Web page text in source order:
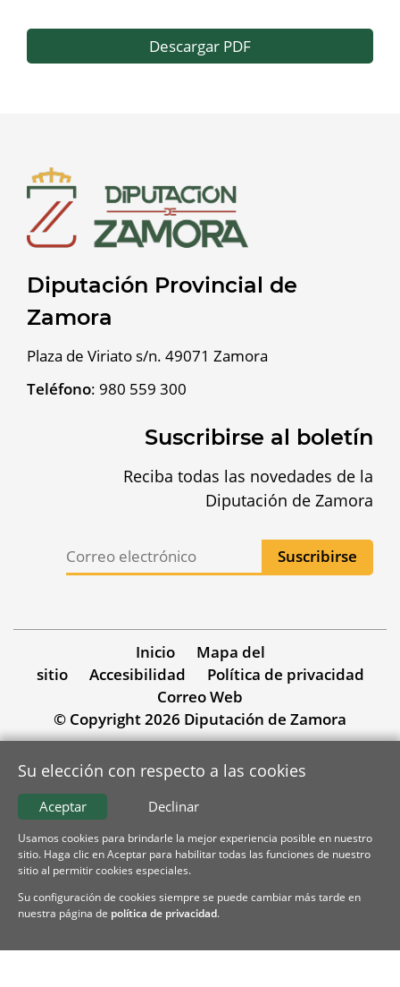
Descargar PDF
Diputación Provincial de
Zamora
Plaza de Viriato s/n. 49071 Zamora
Teléfono: 980 559 300
Suscribirse al boletín
Reciba todas las novedades de la
Diputación de Zamora
Inicio
Mapa del
sitio
Accesibilidad
Política de privacidad
Correo Web
© Copyright 2026 Diputación de Zamora
Su elección con respecto a las cookies
Declinar
Aceptar
Usamos cookies para brindarle la mejor experiencia posible en nuestro
sitio. Haga clic en Aceptar para habilitar todas las funciones de nuestro
sitio al permitir cookies especiales.
Su configuración de cookies siempre se puede cambiar más tarde en
nuestra página de política de privacidad.